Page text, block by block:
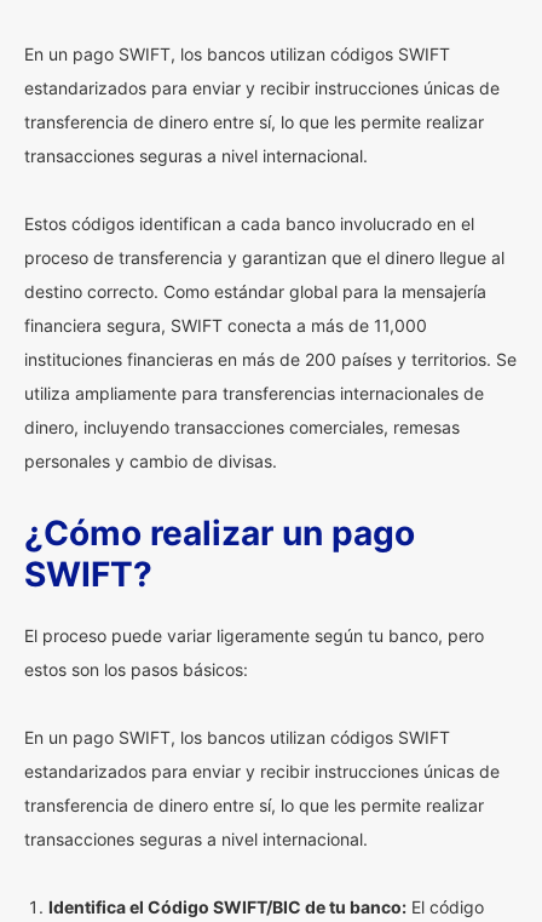
En un pago SWIFT, los bancos utilizan códigos SWIFT
estandarizados para enviar y recibir instrucciones únicas de
transferencia de dinero entre sí, lo que les permite realizar
transacciones seguras a nivel internacional.
Estos códigos identifican a cada banco involucrado en el
proceso de transferencia y garantizan que el dinero llegue al
destino correcto. Como estándar global para la mensajería
financiera segura, SWIFT conecta a más de 11,000
instituciones financieras en más de 200 países y territorios. Se
utiliza ampliamente para transferencias internacionales de
dinero, incluyendo transacciones comerciales, remesas
personales y cambio de divisas.
¿Cómo realizar un pago
SWIFT?
El proceso puede variar ligeramente según tu banco, pero
estos son los pasos básicos:
En un pago SWIFT, los bancos utilizan códigos SWIFT
estandarizados para enviar y recibir instrucciones únicas de
transferencia de dinero entre sí, lo que les permite realizar
transacciones seguras a nivel internacional.
Identifica el Código SWIFT/BIC de tu banco: El código